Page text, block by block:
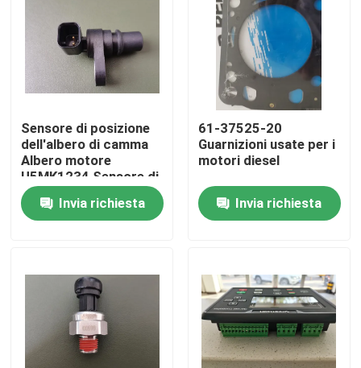
Casa
Circa noi
Sensore di posizione
dell'albero di camma
Albero motore
U5MK1234 Sensore di
velocità Per Perkins
BK BL BM Doosan DT
160 210
Invia richiesta
61-37525-20
Guarnizioni usate per i
motori diesel
Invia richiesta